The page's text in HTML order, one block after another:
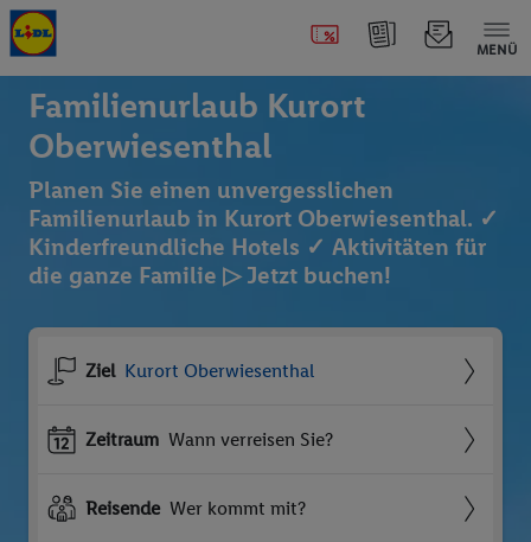
MENÜ
Familienurlaub Kurort
Oberwiesenthal
Planen Sie einen unvergesslichen
Familienurlaub in Kurort Oberwiesenthal. ✓
Kinderfreundliche Hotels ✓ Aktivitäten für
die ganze Familie ▷ Jetzt buchen!
Ziel Kurort Oberwiesenthal
Zeitraum Wann verreisen Sie?
Reisende Wer kommt mit?